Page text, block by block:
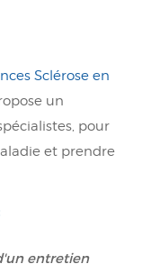
Sclérose en
un
pour
et prendre
entretien